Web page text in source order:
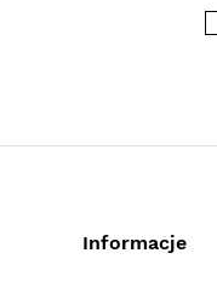
Informacje